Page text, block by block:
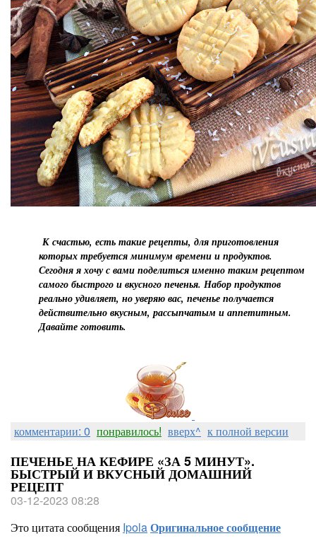
К счастью, есть такие рецепты, для приготовления
которых требуется минимум времени и продуктов.
Сегодня я хочу с вами поделиться именно таким рецептом
самого быстрого и вкусного печенья. Набор продуктов
реально удивляет, но уверяю вас, печенье получается
действительно вкусным, рассыпчатым и аппетитным.
Давайте готовить.
комментарии: 0 понравилось! вверх^ к полной версии
ПЕЧЕНЬЕ НА КЕФИРЕ «ЗА 5 МИНУТ».
БЫСТРЫЙ И ВКУСНЫЙ ДОМАШНИЙ
РЕЦЕПТ
03-12-2023 08:28
Это цитата сообщения IpolaОригинальное сообщение